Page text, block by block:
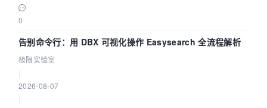
0
告别命令行：用 DBX 可视化操作 Easysearch 全流程解析
极限实验室
2026-08-07